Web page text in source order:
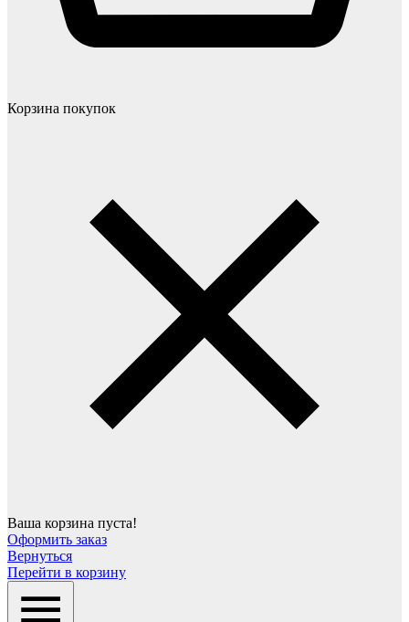
Корзина покупок
Ваша корзина пуста!
Оформить заказ
Вернуться
Перейти в корзину